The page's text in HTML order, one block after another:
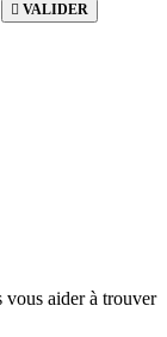
VALIDER
vous aider à trouver